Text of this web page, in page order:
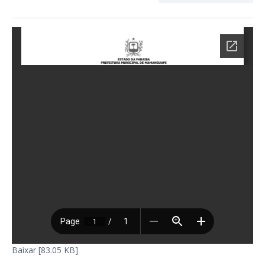
Baixar [83.05 KB]